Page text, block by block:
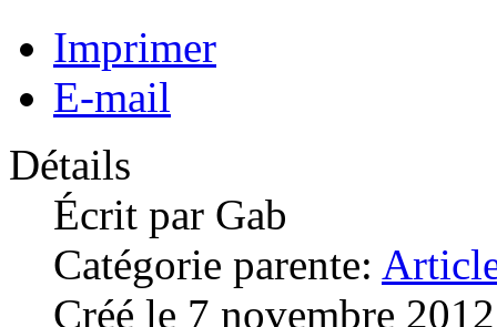
Imprimer
E-mail
Détails
Écrit par Gab
Catégorie parente:
Créé le 7 novembre 2012